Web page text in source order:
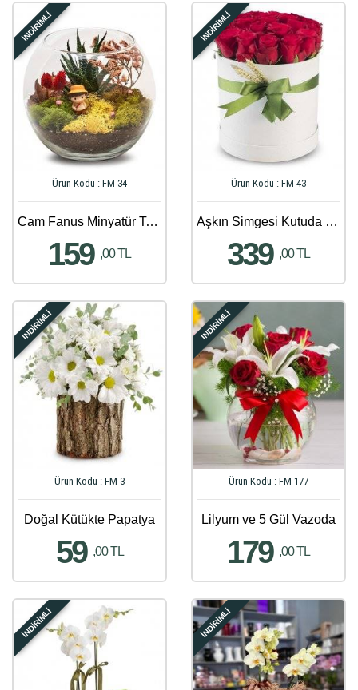
İNDİRİMLİ
Ürün Kodu : FM-34
Cam Fanus Minyatür Teraryum Bahçesi
159 ,00 TL
İNDİRİMLİ
Ürün Kodu : FM-43
Aşkın Simgesi Kutuda 20 Güller
339 ,00 TL
İNDİRİMLİ
Ürün Kodu : FM-3
Doğal Kütükte Papatya
59 ,00 TL
İNDİRİMLİ
Ürün Kodu : FM-177
Lilyum ve 5 Gül Vazoda
179 ,00 TL
İNDİRİMLİ İNDİRİMLİ